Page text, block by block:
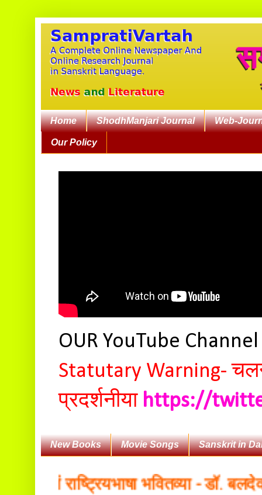
Home ShodhManjari Journal Web-
Our Policy
OUR YouTube
Statutary Warning-
प्रदर्शनीया https://
New Books Movie Songs Sanskrit in
राष्ट्रियभाषा भवितव्या - डॉ.